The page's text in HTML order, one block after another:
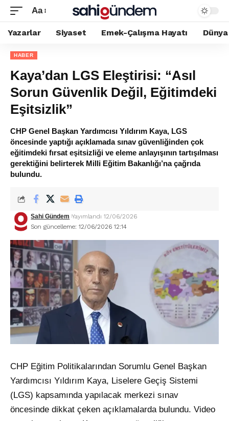
Aa
Yazarlar Siyaset Emek-Çalışma Hayatı Dünya
HABER
Kaya’dan LGS Eleştirisi: “Asıl
Sorun Güvenlik Değil, Eğitimdeki
Eşitsizlik”
CHP Genel Başkan Yardımcısı Yıldırım Kaya, LGS
öncesinde yaptığı açıklamada sınav güvenliğinden çok
eğitimdeki fırsat eşitsizliği ve eleme anlayışının tartışılması
gerektiğini belirterek Milli Eğitim Bakanlığı’na çağrıda
bulundu.
Son güncelleme: 12/06/2026 12:14
Sahi Gündem Yayımlandı 12/06/2026
CHP Eğitim Politikalarından Sorumlu Genel Başkan
Yardımcısı Yıldırım Kaya, Liselere Geçiş Sistemi
(LGS) kapsamında yapılacak merkezi sınav
öncesinde dikkat çeken açıklamalarda bulundu. Video